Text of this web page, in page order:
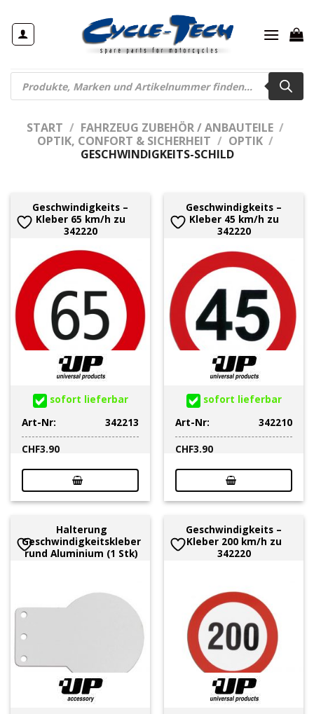
Inhalt
springen
Products
search
START / FAHRZEUG ZUBEHÖR / ANBAUTEILE /
OPTIK, CONFORT & SICHERHEIT / OPTIK /
GESCHWINDIGKEITS-SCHILD
Geschwindigkeits –
Kleber 65 km/h zu
342220
sofort lieferbar
Art-Nr:
342213
CHF3.90
Geschwindigkeits –
Kleber 45 km/h zu
342220
sofort lieferbar
Art-Nr:
342210
CHF3.90
Halterung
Geschwindigkeitskleber
rund Aluminium (1 Stk)
Geschwindigkeits –
Kleber 200 km/h zu
342220